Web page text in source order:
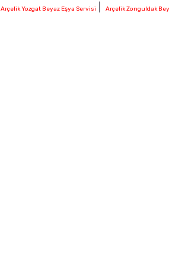
Arçelik Yozgat Beyaz Eşya Servisi Arçelik Zonguldak